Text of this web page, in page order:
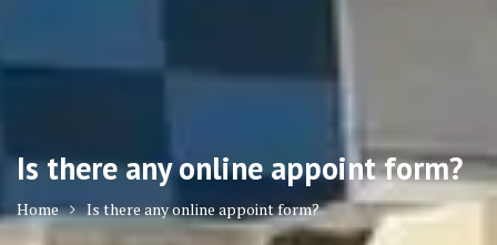
Is there any online appoint form?
Home Is there any online appoint form?